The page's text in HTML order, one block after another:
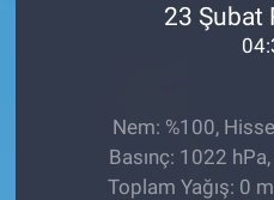
23 Şubat
Nem: %100,
Basınç: 1022
Toplam Yağış: 0